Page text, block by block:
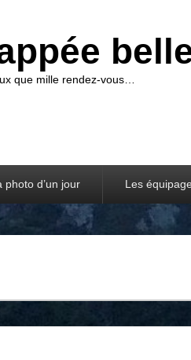
que mille rendez-vous…
photo d’un jour Les